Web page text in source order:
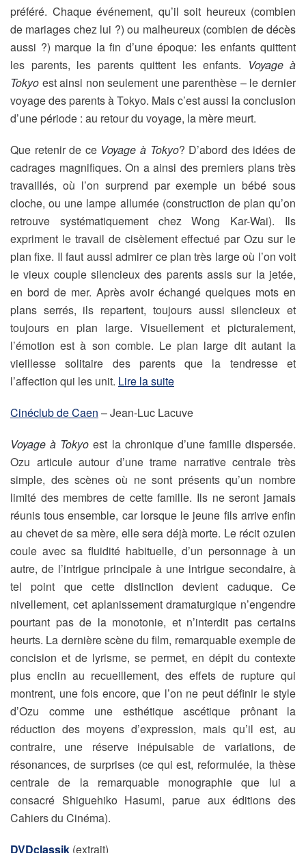
préféré. Chaque événement, qu’il soit heureux (combien
de mariages chez lui ?) ou malheureux (combien de décès
aussi ?) marque la fin d’une époque: les enfants quittent
les parents, les parents quittent les enfants. Voyage à
Tokyo est ainsi non seulement une parenthèse – le dernier
voyage des parents à Tokyo. Mais c’est aussi la conclusion
d’une période : au retour du voyage, la mère meurt.
Que retenir de ce Voyage à Tokyo? D’abord des idées de
cadrages magnifiques. On a ainsi des premiers plans très
travaillés, où l’on surprend par exemple un bébé sous
cloche, ou une lampe allumée (construction de plan qu’on
retrouve systématiquement chez Wong Kar-Wai). Ils
expriment le travail de cisèlement effectué par Ozu sur le
plan fixe. Il faut aussi admirer ce plan très large où l’on voit
le vieux couple silencieux des parents assis sur la jetée,
en bord de mer. Après avoir échangé quelques mots en
plans serrés, ils repartent, toujours aussi silencieux et
toujours en plan large. Visuellement et picturalement,
l’émotion est à son comble. Le plan large dit autant la
vieillesse solitaire des parents que la tendresse et
l’affection qui les unit. Lire la suite
Cinéclub de Caen – Jean-Luc Lacuve
Voyage à Tokyo est la chronique d’une famille dispersée.
Ozu articule autour d’une trame narrative centrale très
simple, des scènes où ne sont présents qu’un nombre
limité des membres de cette famille. Ils ne seront jamais
réunis tous ensemble, car lorsque le jeune fils arrive enfin
au chevet de sa mère, elle sera déjà morte. Le récit ozuien
coule avec sa fluidité habituelle, d’un personnage à un
autre, de l’intrigue principale à une intrigue secondaire, à
tel point que cette distinction devient caduque. Ce
nivellement, cet aplanissement dramaturgique n’engendre
pourtant pas de la monotonie, et n’interdit pas certains
heurts. La dernière scène du film, remarquable exemple de
concision et de lyrisme, se permet, en dépit du contexte
plus enclin au recueillement, des effets de rupture qui
montrent, une fois encore, que l’on ne peut définir le style
d’Ozu comme une esthétique ascétique prônant la
réduction des moyens d’expression, mais qu’il est, au
contraire, une réserve inépuisable de variations, de
résonances, de surprises (ce qui est, reformulée, la thèse
centrale de la remarquable monographie que lui a
consacré Shiguehiko Hasumi, parue aux éditions des
Cahiers du Cinéma).
DVDclassik (extrait)